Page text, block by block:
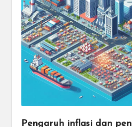
Pengaruh inflasi dan